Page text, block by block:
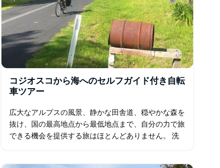
コジオスコから海へのセルフガイド付き自転
車ツアー
広大なアルプスの風景、静かな田舎道、穏やかな森を
抜け、国の最高地点から最低地点まで、自分の力で旅
できる機会を提供する旅はほとんどありません。 洗